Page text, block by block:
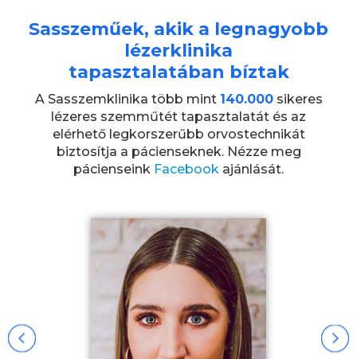
Sasszeműek, akik a legnagyobb
lézerklinika
tapasztalatában bíztak
A Sasszemklinika több mint 140.000sikeres
lézeres szemműtét tapasztalatát és az
elérhető legkorszerűbb orvostechnikát
biztosítja a pácienseknek. Nézze meg
pácienseink Facebook ajánlását.